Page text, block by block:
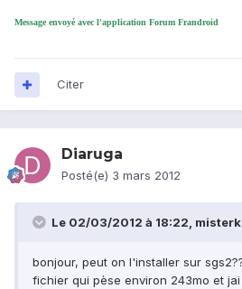
Message envoyé avec l'application Forum Frandroid
Citer
Diaruga
Posté(e) 3 mars 2012
Le 02/03/2012 à 18:22,
bonjour, peut on l'installer sur
fichier qui pèse environ 243mo et